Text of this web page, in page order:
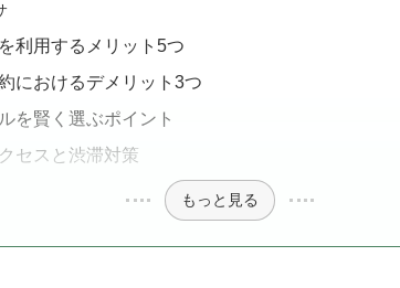
利用するメリット5つ
におけるデメリット3つ
を賢く選ぶポイント
セスと渋滞対策
もっと見る